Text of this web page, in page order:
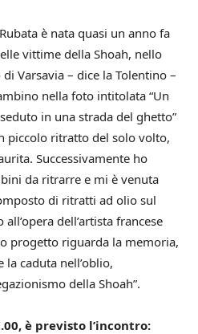
è nata quasi un anno fa
vittime della Shoah, nello
Varsavia – dice la Tolentino –
nella foto intitolata “Un
in una strada del ghetto”
piccolo ritratto del solo volto,
Successivamente ho
da ritrarre e mi è venuta
di ritratti ad olio sul
dell’artista francese
progetto riguarda la memoria,
caduta nell’oblio,
della Shoah”.
è previsto l’incontro: